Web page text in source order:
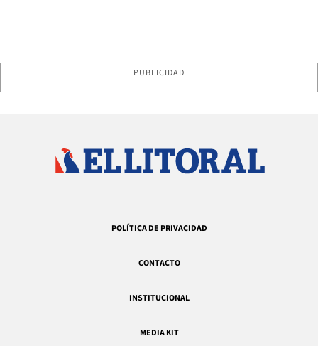
PUBLICIDAD
POLÍTICA DE PRIVACIDAD
CONTACTO
INSTITUCIONAL
MEDIA KIT